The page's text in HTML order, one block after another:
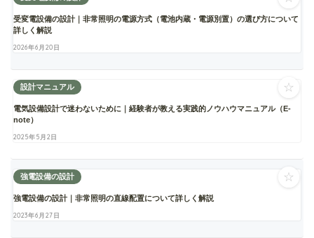
受変電設備の設計｜非常照明の電源方式（電池内蔵・電源別置）の選び方について
詳しく解説
2026年6月20日
設計マニュアル
電気設備設計で迷わないために｜経験者が教える実践的ノウハウマニュアル（E-
note）
2025年5月2日
☆
強電設備の設計
強電設備の設計｜非常照明の直線配置について詳しく解説
2023年6月27日
☆